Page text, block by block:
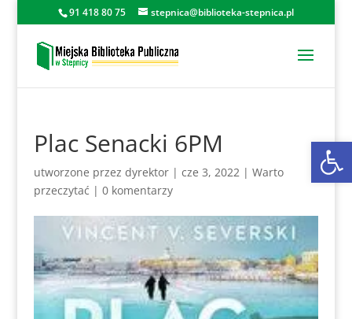
91 418 80 75 stepnica@biblioteka-stepnica.pl
Plac Senacki 6PM
utworzone przez dyrektor| cze 3, 2022| Warto
przeczytać | 0 komentarzy